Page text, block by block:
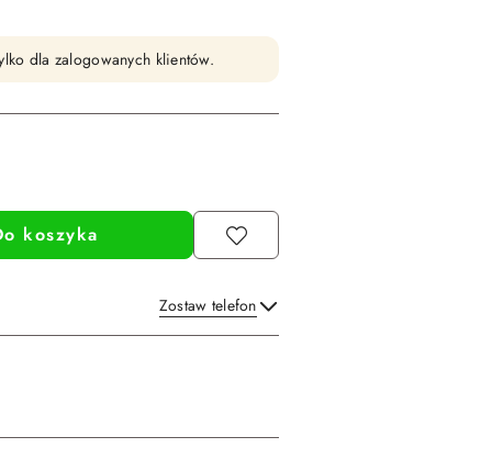
dla zalogowanych klientów.
koszyka
Zostaw telefon
Wyślij